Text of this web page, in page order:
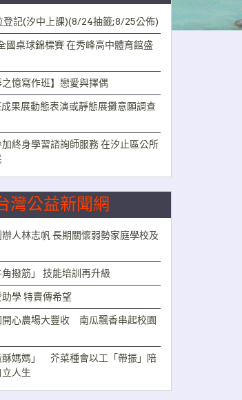
登記(汐中上課)(8/24抽籤;8/25公佈)
國桌球錦標賽 在秀峰高中體育館盛
之憶寫作班】戀愛與擇偶
果展動態表演或靜態展攤意願調查
終身學習諮詢師服務 在汐止區公所
灣公益新聞網
人林志帆 長期關懷弱勢家庭學校及
撥筋」 技能培訓再升級
學 特賣傳希望
開心農場大豐收 南瓜飄香串起校園
酥媽媽」 芥菜種會以工「帶振」陪
人生